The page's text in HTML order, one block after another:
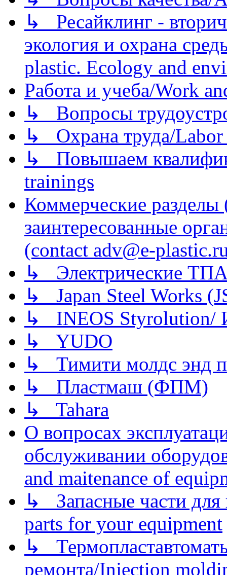
↳ Ресайклинг -
экология и охрана
plastic. Ecology and
Работа и учеба/Work
↳ Вопросы
↳ Охрана труда/Labor
↳ Повышаем
trainings
Коммерческие
заинтересованные
(contact adv@e-
↳ Электрические
↳ Japan Steel Works
↳ INEOS
↳ YUDO
↳ Тимити молдс энд
↳ Пластмаш (ФПМ)
↳ Tahara
О вопросах
обслуживании
and maitenance of
↳ Запасные части для
parts for your equipment
↳
ремонта/Injection